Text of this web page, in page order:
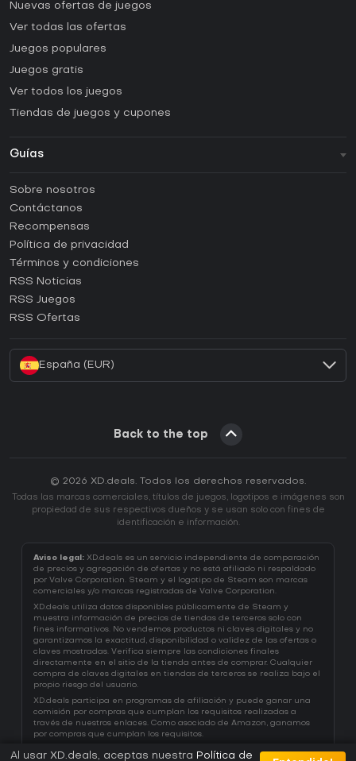
Nuevas ofertas de juegos
Ver todas las ofertas
Juegos populares
Juegos gratis
Ver todos los juegos
Tiendas de juegos y cupones
Guías
Guías y tutoriales
¿Cómo activar una CD Key de Steam?
¿Cómo activar una CD Key de Epic Games?
¿Cómo activar una CD Key de GOG?
¿Cómo activar una CD Key de Ubisoft Connect?
Sobre nosotros
Contáctanos
Recompensas
Política de privacidad
Términos y condiciones
RSS Noticias
RSS Juegos
RSS Ofertas
España (EUR)
Back to the top
© 2026 XD.deals. Todos los derechos reservados.
Todas las marcas comerciales, títulos de juegos, logotipos e imágenes son
propiedad de sus respectivos dueños y se usan solo con fines de
identificación e información.
Aviso legal: XD.deals es un servicio independiente de comparación
de precios y agregación de ofertas y no está afiliado ni respaldado
por Valve Corporation. Steam y el logotipo de Steam son marcas
comerciales y/o marcas registradas de Valve Corporation.
XD.deals utiliza datos disponibles públicamente de Steam y
muestra información de precios de tiendas de terceros solo con
fines informativos. No vendemos productos ni claves digitales y no
garantizamos la exactitud, disponibilidad o validez de las ofertas o
claves mostradas. Verifica siempre las condiciones finales
directamente en el sitio de la tienda antes de comprar. Cualquier
compra de claves digitales en tiendas de terceros se realiza bajo el
propio riesgo del usuario.
XD.deals participa en programas de afiliación y puede ganar una
comisión por compras que cumplan los requisitos realizadas a
través de nuestros enlaces. Como asociado de Amazon, ganamos
por compras que cumplan los requisitos.
Al usar XD.deals, aceptas nuestra Política de